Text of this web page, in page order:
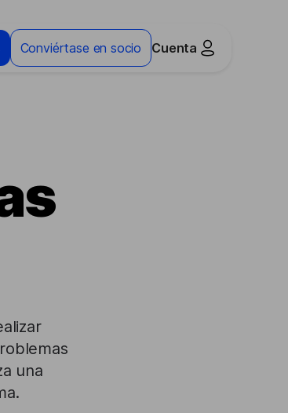
Conviértase en socio Cuenta
una